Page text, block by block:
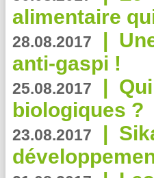
alimentaire
28.08.2017 |
anti-gaspi !
25.08.2017 |
biologiques ?
23.08.2017 |